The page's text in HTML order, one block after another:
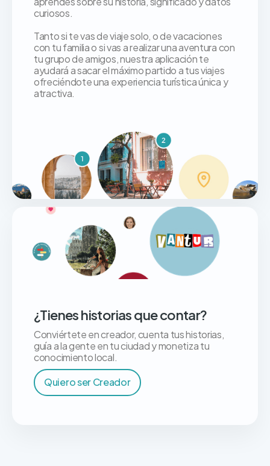
curiosos.
Tanto si te vas de viaje solo, o de vacaciones
con tu familia o si vas a realizar una aventura con
tu grupo de amigos, nuestra aplicación te
ayudará a sacar el máximo partido a tus viajes
ofreciéndote una experiencia turística única y
atractiva.
¿Tienes historias que contar?
Conviértete en creador, cuenta tus historias,
guía a la gente en tu ciudad y monetiza tu
conocimiento local.
Quiero ser Creador